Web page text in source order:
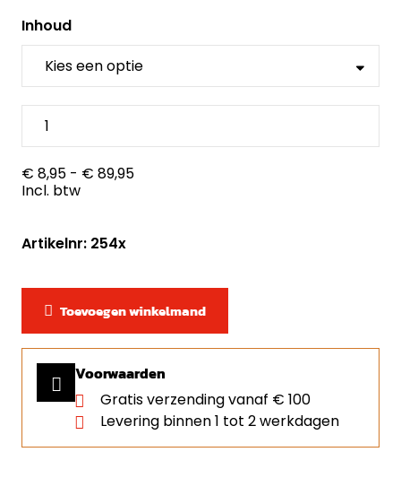
Inhoud
€ 8,95 - € 89,95
Incl. btw
Artikelnr: 254x
Toevoegen winkelmand
Voorwaarden
Gratis verzending vanaf € 100
Levering binnen 1 tot 2 werkdagen